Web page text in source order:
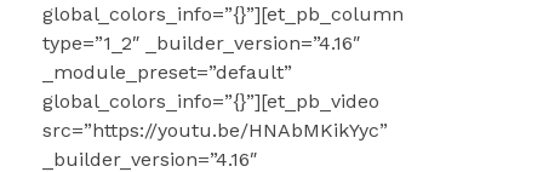
global_colors_info=”{}”][et_pb_column
type=”1_2″ _builder_version=”4.16″
_module_preset=”default”
global_colors_info=”{}”][et_pb_video
src=”https://youtu.be/HNAbMKikYyc”
_builder_version=”4.16″